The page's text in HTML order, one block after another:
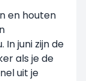
en houten
juni zijn de
als je de
uit je